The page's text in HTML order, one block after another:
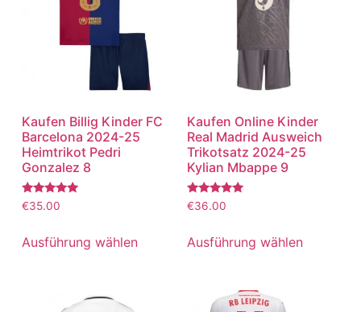
Kaufen Billig Kinder FC
Barcelona 2024-25
Heimtrikot Pedri
Gonzalez 8
Bewertet
mit
von 5
€35.00
Ausführung wählen
Kaufen Online Kinder
Real Madrid Ausweich
Trikotsatz 2024-25
Kylian Mbappe 9
Bewertet
mit
von 5
€36.00
Ausführung wählen